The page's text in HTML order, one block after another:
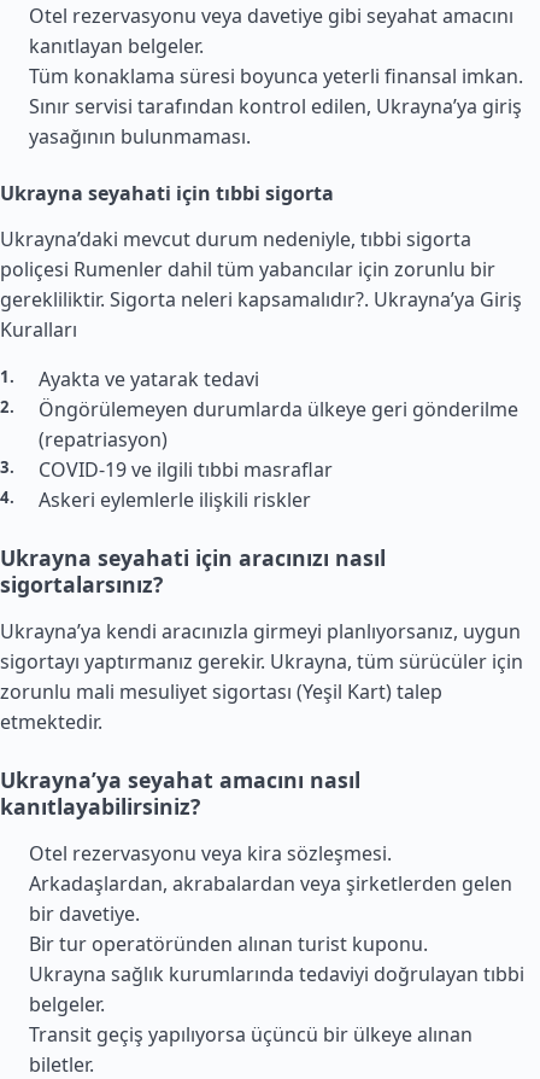
Otel rezervasyonu veya davetiye gibi seyahat amacını
kanıtlayan belgeler.
Tüm konaklama süresi boyunca yeterli finansal imkan.
Sınır servisi tarafından kontrol edilen, Ukrayna’ya giriş
yasağının bulunmaması.
Ukrayna seyahati için tıbbi sigorta
Ukrayna’daki mevcut durum nedeniyle, tıbbi sigorta
poliçesi Rumenler dahil tüm yabancılar için zorunlu bir
gerekliliktir. Sigorta neleri kapsamalıdır?. Ukrayna’ya Giriş
Kuralları
Ayakta ve yatarak tedavi
Öngörülemeyen durumlarda ülkeye geri gönderilme
(repatriasyon)
COVID-19 ve ilgili tıbbi masraflar
Askeri eylemlerle ilişkili riskler
Ukrayna seyahati için aracınızı nasıl
sigortalarsınız?
Ukrayna’ya kendi aracınızla girmeyi planlıyorsanız, uygun
sigortayı yaptırmanız gerekir. Ukrayna, tüm sürücüler için
zorunlu mali mesuliyet sigortası (Yeşil Kart) talep
etmektedir.
Ukrayna’ya seyahat amacını nasıl
kanıtlayabilirsiniz?
Otel rezervasyonu veya kira sözleşmesi.
Arkadaşlardan, akrabalardan veya şirketlerden gelen
bir davetiye.
Bir tur operatöründen alınan turist kuponu.
Ukrayna sağlık kurumlarında tedaviyi doğrulayan tıbbi
belgeler.
Transit geçiş yapılıyorsa üçüncü bir ülkeye alınan
biletler.